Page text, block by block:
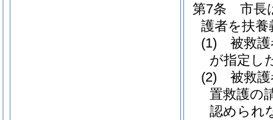
第7条
市長
護者を扶
(1)
被救
が指定し
(2)
被救
置救護の
認められ